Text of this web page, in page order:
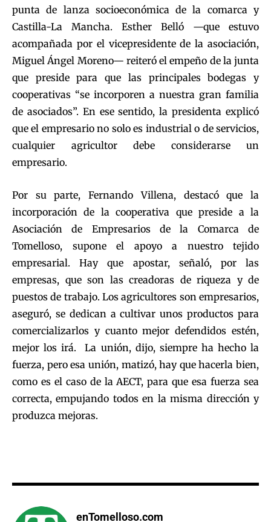
punta de lanza socioeconómica de la comarca y
Castilla-La Mancha. Esther Belló —que estuvo
acompañada por el vicepresidente de la asociación,
Miguel Ángel Moreno— reiteró el empeño de la junta
que preside para que las principales bodegas y
cooperativas “se incorporen a nuestra gran familia
de asociados”. En ese sentido, la presidenta explicó
que el empresario no solo es industrial o de servicios,
cualquier agricultor debe considerarse un
empresario.
Por su parte, Fernando Villena, destacó que la
incorporación de la cooperativa que preside a la
Asociación de Empresarios de la Comarca de
Tomelloso, supone el apoyo a nuestro tejido
empresarial. Hay que apostar, señaló, por las
empresas, que son las creadoras de riqueza y de
puestos de trabajo. Los agricultores son empresarios,
aseguró, se dedican a cultivar unos productos para
comercializarlos y cuanto mejor defendidos estén,
mejor los irá. La unión, dijo, siempre ha hecho la
fuerza, pero esa unión, matizó, hay que hacerla bien,
como es el caso de la AECT, para que esa fuerza sea
correcta, empujando todos en la misma dirección y
produzca mejoras.
enTomelloso.com